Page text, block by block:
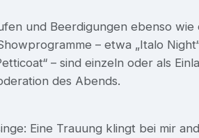
und Beerdigungen ebenso
– etwa „Italo
– sind einzeln oder als
des Abends.
Eine Trauung klingt bei mir